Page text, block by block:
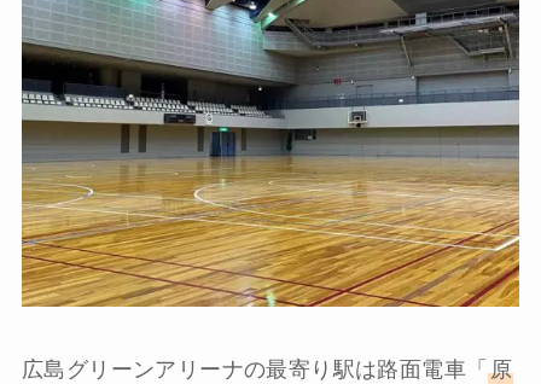
広島グリーンアリーナの最寄り駅は路面電車「原